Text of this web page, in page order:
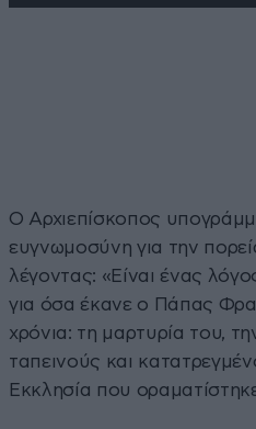
Ο Αρχιεπίσκοπος
ευγνωμοσύνη για την
λέγοντας: «Είναι ένας
για όσα έκανε ο Πάπας
χρόνια: τη μαρτυρία του,
ταπεινούς και
Εκκλησία που